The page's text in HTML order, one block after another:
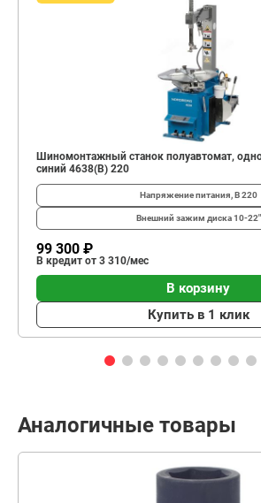
Шиномонтажный станок полуавтомат,
синий 4638(B) 220
Напряжение питания, В220
Внешний зажим диска10-22"
99 300 ₽
В кредит от 3 310/мес
В корзину
Купить в 1 клик
Аналогичные товары